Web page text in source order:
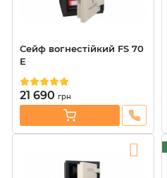
Сейф вогнестійкий FS 70
E
21 690 грн